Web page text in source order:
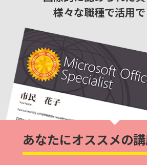
様々な職種で活用で
あなたにオススメの講